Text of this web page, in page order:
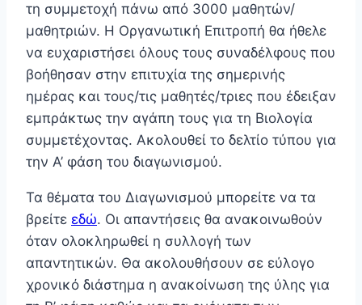
τη συμμετοχή πάνω από 3000 μαθητών/
μαθητριών. Η Οργανωτική Επιτροπή θα ήθελε
να ευχαριστήσει όλους τους συναδέλφους που
βοήθησαν στην επιτυχία της σημερινής
ημέρας και τους/τις μαθητές/τριες που έδειξαν
εμπράκτως την αγάπη τους για τη Βιολογία
συμμετέχοντας. Ακολουθεί το δελτίο τύπου για
την Α’ φάση του διαγωνισμού.
Τα θέματα του Διαγωνισμού μπορείτε να τα
βρείτε εδώ. Οι απαντήσεις θα ανακοινωθούν
όταν ολοκληρωθεί η συλλογή των
απαντητικών. Θα ακολουθήσουν σε εύλογο
χρονικό διάστημα η ανακοίνωση της ύλης για